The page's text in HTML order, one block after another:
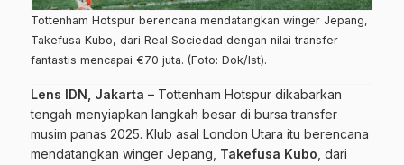
Tottenham Hotspur berencana mendatangkan winger Jepang,
Takefusa Kubo, dari Real Sociedad dengan nilai transfer
fantastis mencapai €70 juta. (Foto: Dok/Ist).
Lens IDN, Jakarta – Tottenham Hotspur dikabarkan
tengah menyiapkan langkah besar di bursa transfer
musim panas 2025. Klub asal London Utara itu berencana
mendatangkan winger Jepang, Takefusa Kubo , dari